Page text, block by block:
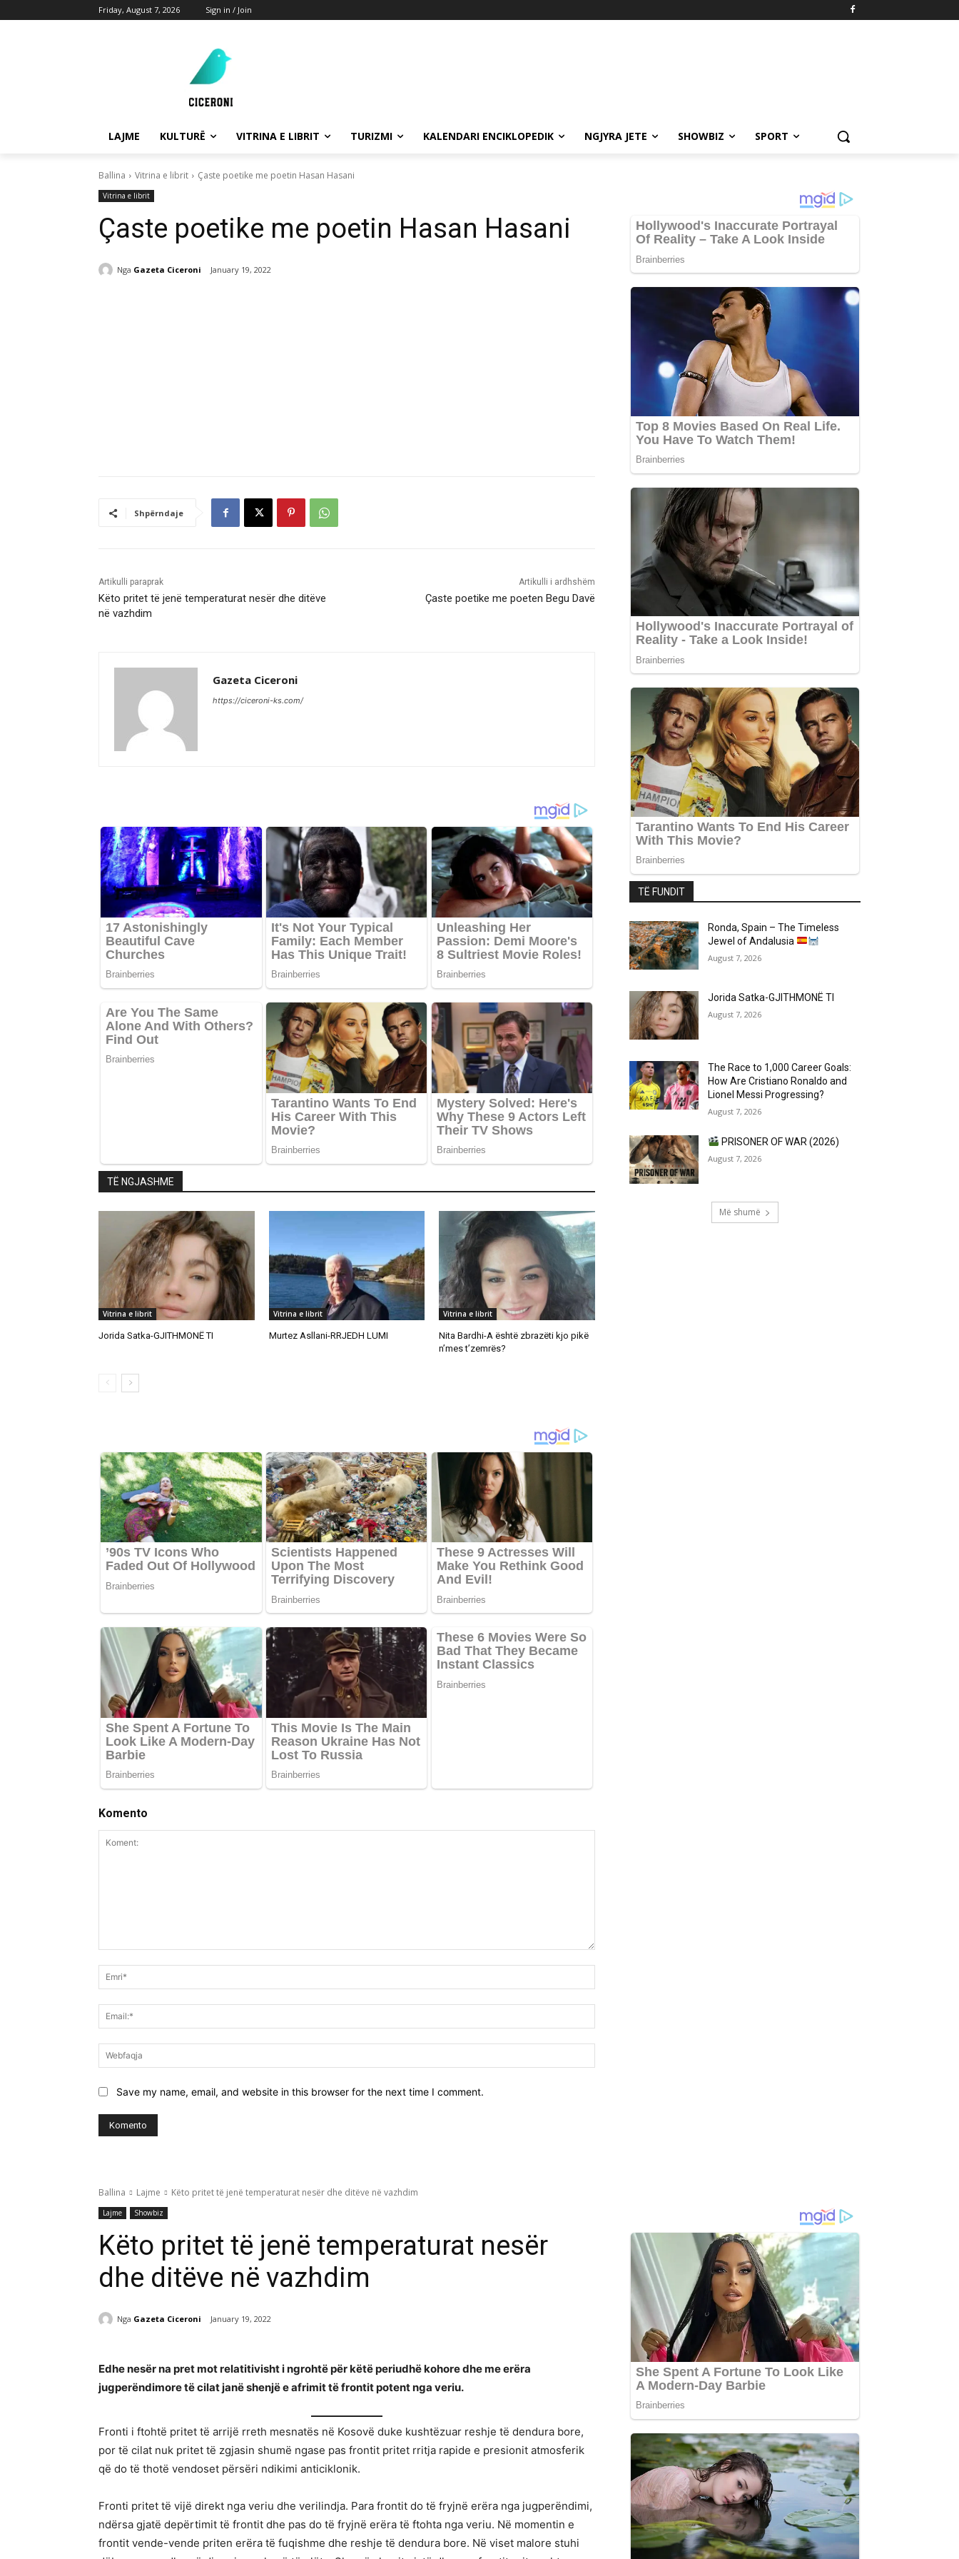
Friday, August 7, 2026 Sign in / Join
LAJME KULTURË VITRINA E LIBRIT TURIZMI KALENDARI ENCIKLOPEDIK NGJYRA JETE SHOWBIZ SPORT
Ballina Vitrina e librit Çaste poetike me poetin Hasan Hasani
Vitrina e librit
Çaste poetike me poetin Hasan Hasani
Nga Gazeta Ciceroni January 19, 2022
Shpërndaje
Artikulli paraprak
Këto pritet të jenë temperaturat nesër dhe ditëve
në vazhdim
Artikulli i ardhshëm
Çaste poetike me poeten Begu Davë
Gazeta Ciceroni
https://ciceroni-ks.com/
TË NGJASHME
Vitrina e librit
Jorida Satka-GJITHMONË TI
Vitrina e librit
Murtez Asllani-RRJEDH LUMI
Vitrina e librit
Nita Bardhi-A është zbrazëti kjo pikë
n’mes t’zemrës?
Komento
Save my name, email, and website in this browser for the next time I comment.
TË FUNDIT
Ronda, Spain – The Timeless
Jewel of Andalusia
August 7, 2026
Jorida Satka-GJITHMONË TI
August 7, 2026
The Race to 1,000 Career Goals:
How Are Cristiano Ronaldo and
Lionel Messi Progressing?
August 7, 2026
PRISONER OF WAR (2026)
August 7, 2026
Më shumë